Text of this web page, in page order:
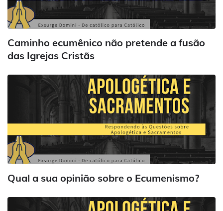
Caminho ecumênico não pretende a fusão
das Igrejas Cristãs
Qual a sua opinião sobre o Ecumenismo?